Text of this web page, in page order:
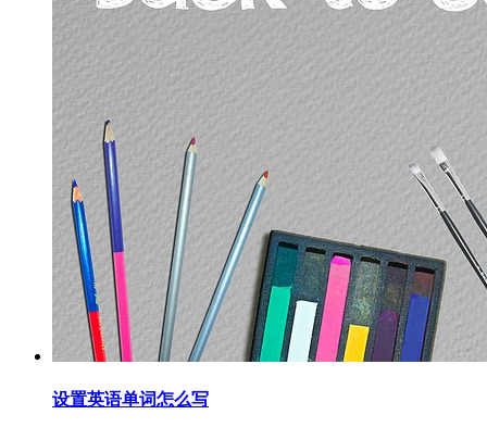
设置英语单词怎么写